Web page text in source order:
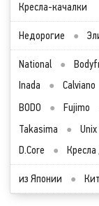
Кресла-качалки
Недорогие ●
National ●
Inada
● Calviano
BODO
● Fujimo
Takasima
● Unix
D.Core
●
из Японии ●